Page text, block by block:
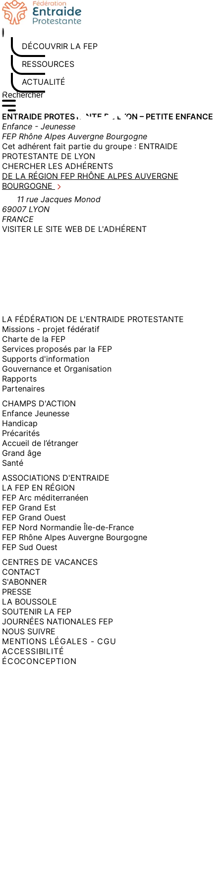
Aller
au
contenu
DÉCOUVRIR LA FEP
RESSOURCES
ACTUALITÉS
Rechercher sur le site
Saisissez au moins 3 caractères pour lancer la recherche
ENTRAIDE PROTESTANTE DE LYON – PETITE ENFANCE
Enfance - Jeunesse
FEP Rhône Alpes Auvergne Bourgogne
Cet adhérent fait partie du groupe : ENTRAIDE
PROTESTANTE DE LYON
CHERCHER LES ADHÉRENTS
DE LA RÉGION FEP RHÔNE ALPES AUVERGNE
BOURGOGNE
11 rue Jacques Monod
69007 LYON
FRANCE
VISITER LE SITE WEB DE L'ADHÉRENT(NOUVELLE
LA FÉDÉRATION DE L'ENTRAIDE PROTESTANTE
Missions - projet fédératif
Charte de la FEP
Services proposés par la FEP
Supports d'information
Gouvernance et Organisation
Rapports
Partenaires
CHAMPS D'ACTION
Enfance Jeunesse
Handicap
Précarités
Accueil de l’étranger
Grand âge
Santé
ASSOCIATIONS D'ENTRAIDE
LA FEP EN RÉGION
FEP Arc méditerranéen
FEP Grand Est
FEP Grand Ouest
FEP Nord Normandie Île-de-France
FEP Rhône Alpes Auvergne Bourgogne
FEP Sud Ouest
CENTRES DE VACANCES
CONTACT
S'ABONNER
PRESSE
LA BOUSSOLE
SOUTENIR LA FEP
JOURNÉES NATIONALES FEP
NOUS SUIVRE
MENTIONS LÉGALES - CGU
ACCESSIBILITÉ
ÉCOCONCEPTION